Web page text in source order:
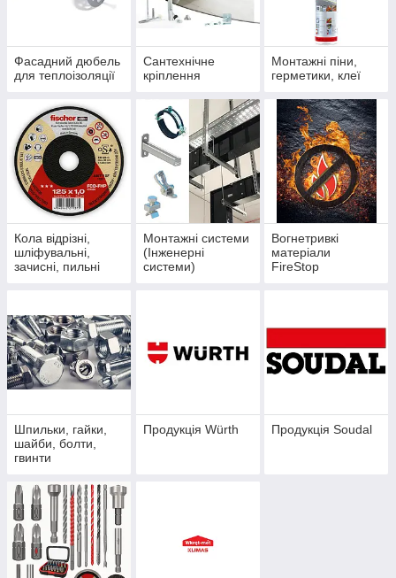
Фасадний дюбель
для теплоізоляції
Сантехнічне
кріплення
Монтажні піни,
герметики, клеї
Кола відрізні,
шліфувальні,
зачисні, пильні
Монтажні системи
(Інженерні
системи)
Вогнетривкі
матеріали
FireStop
Шпильки, гайки,
шайби, болти,
гвинти
Продукція Würth Продукція Soudal